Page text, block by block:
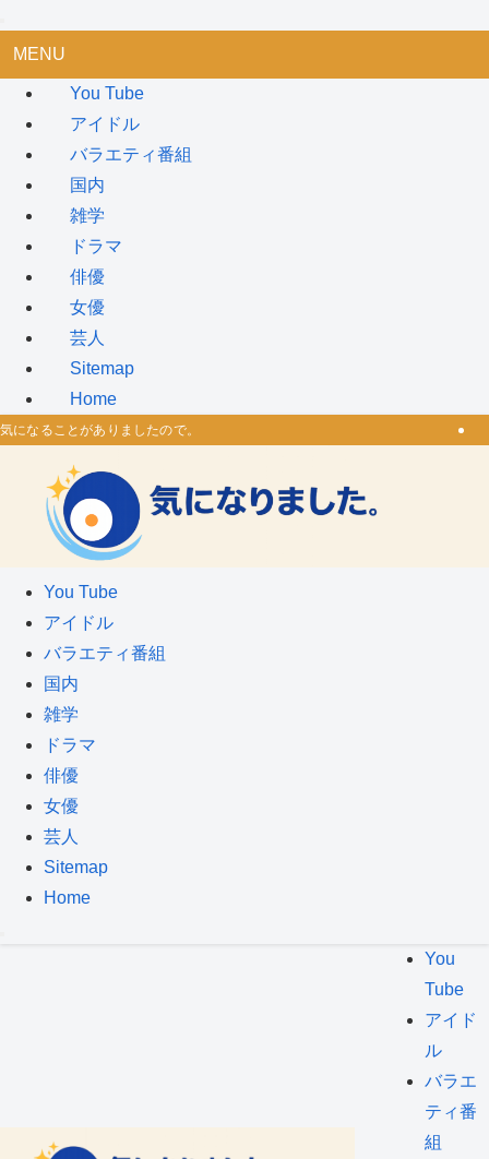
MENU
You Tube
アイドル
バラエティ番組
国内
雑学
ドラマ
俳優
女優
芸人
Sitemap
Home
気になることがありましたので。
You Tube
アイドル
バラエティ番組
国内
雑学
ドラマ
俳優
女優
芸人
Sitemap
Home
You
Tube
アイド
ル
バラエ
ティ番
組